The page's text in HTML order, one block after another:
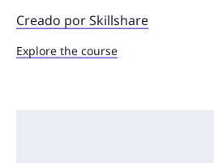
Creado por Skillshare
Explore the course